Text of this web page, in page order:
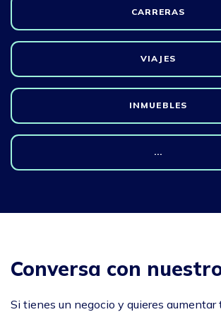
CARRERAS
VIAJES
INMUEBLES
...
Conversa con
Si tienes un negocio y quieres aumentar